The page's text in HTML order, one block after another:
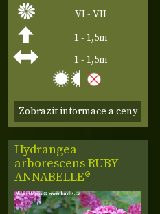
VI - VII
1 - 1,5m
1 - 1,5m
Zobrazit informace a ceny
Hydrangea
arborescensRUBY
ANNABELLE®